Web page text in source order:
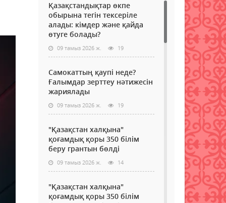
Қазақстандықтар өкпе
обырына тегін тексеріле
алады: кімдер және қайда
өтуге болады?
09 тамыз 2026 ж. 19
Самокаттың қаупі неде?
Ғалымдар зерттеу нәтижесін
жариялады
09 тамыз 2026 ж. 19
"Қазақстан халқына"
қоғамдық қоры 350 білім
беру грантын бөлді
09 тамыз 2026 ж. 14
"Қазақстан халқына"
қоғамдық қоры 350 білім